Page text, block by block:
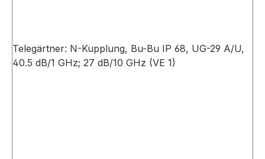
Telegärtner: N-Kupplung, Bu-Bu IP 68, UG-29 A/U,
40.5 dB/1 GHz; 27 dB/10 GHz (VE 1)